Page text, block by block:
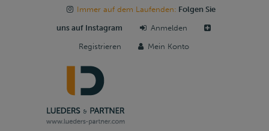
Immer auf dem Laufenden: Folgen Sie
uns auf Instagram Anmelden
Registrieren Mein Konto